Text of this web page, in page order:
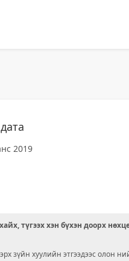
2019
түгээх хэн бүхэн доорх
зүйн хуулийн этгээдээс олон